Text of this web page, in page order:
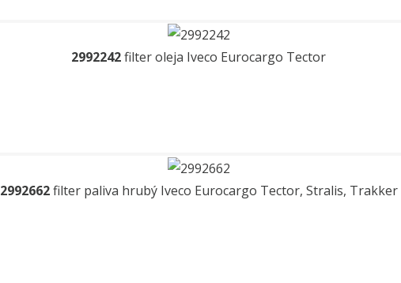
2992242filter oleja Iveco Eurocargo Tector
2992662filter paliva hrubý Iveco Eurocargo Tector, Stralis, Trakker